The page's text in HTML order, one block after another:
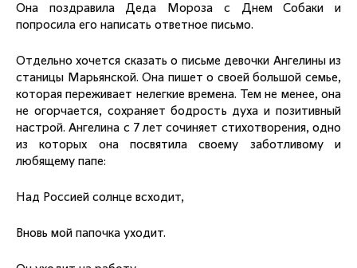
Она поздравила Деда Мороза с Днем Собаки и
попросила его написать ответное письмо.
Отдельно хочется сказать о письме девочки Ангелины из
станицы Марьянской. Она пишет о своей большой семье,
которая переживает нелегкие времена. Тем не менее, она
не огорчается, сохраняет бодрость духа и позитивный
настрой. Ангелина с 7 лет сочиняет стихотворения, одно
из которых она посвятила своему заботливому и
любящему папе:
Над Россией солнце всходит,
Вновь мой папочка уходит.